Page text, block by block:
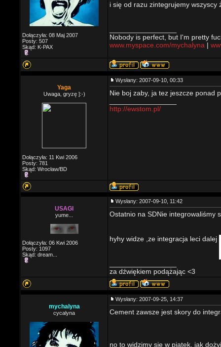
Dołączyła: 08 Maj 2007
Posty: 507
Skąd: K-PAX
i się od razu zintegrujemy wszyscy
Nobody is perfect, but I'm pretty
www.myspace.com/mychalyna |
Yaga
Uwaga, gryzę ]:-)
Dołączyła: 11 Kwi 2006
Posty: 781
Skąd: Wrocław/BD
Wysłany: 2007-09-10, 00:33
Nie boj zaby, ja tez jeszcze ponad
http://ewstom.pl/
USAGI
yume...
Dołączyła: 06 Kwi 2006
Posty: 1097
Skąd: dream...
Wysłany: 2007-09-10, 11:42
Ostatnio na SDNie integrowaliśmy
hyhy widze ,ze integracja leci dalej
za dźwiękiem podążając <3
mychalyna
cycalyna
Wysłany: 2007-09-25, 14:37
Cement zawsze jest skory do
no to widzimy się w piątek, jak